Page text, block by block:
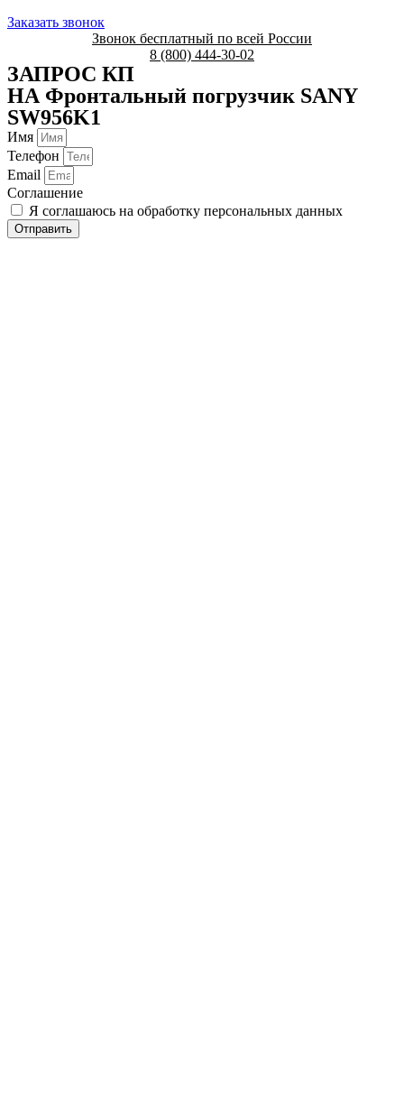
Заказать звонок
Звонок бесплатный по всей России
8 (800) 444-30-02
ЗАПРОС КП
НА Фронтальный погрузчик SANY
SW956K1
Имя
Телефон
Email
Соглашение
Я соглашаюсь на обработку персональных данных
Отправить